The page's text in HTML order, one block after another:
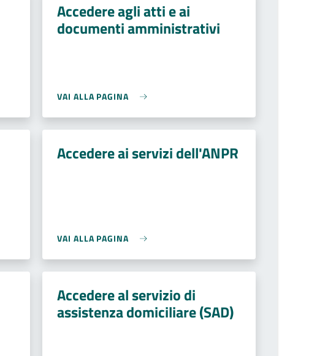
Accedere agli atti e ai
documenti amministrativi
VAI ALLA PAGINA
Accedere ai servizi dell'ANPR
VAI ALLA PAGINA
Accedere al servizio di
assistenza domiciliare (SAD)